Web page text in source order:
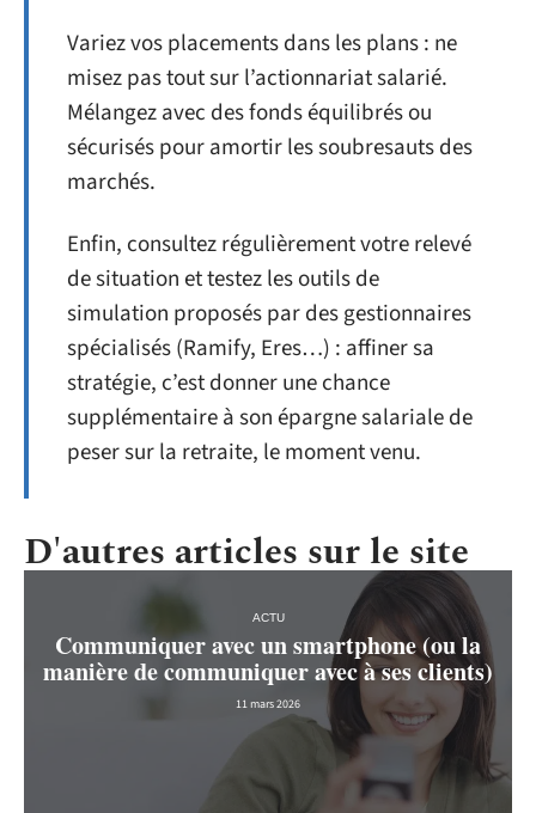
Variez vos placements dans les plans : ne
misez pas tout sur l’actionnariat salarié.
Mélangez avec des fonds équilibrés ou
sécurisés pour amortir les soubresauts des
marchés.
Enfin, consultez régulièrement votre relevé
de situation et testez les outils de
simulation proposés par des gestionnaires
spécialisés (Ramify, Eres…) : affiner sa
stratégie, c’est donner une chance
supplémentaire à son épargne salariale de
peser sur la retraite, le moment venu.
D'autres articles sur le site
ACTU
Communiquer avec un smartphone (ou la
manière de communiquer avec à ses clients)
11 mars 2026